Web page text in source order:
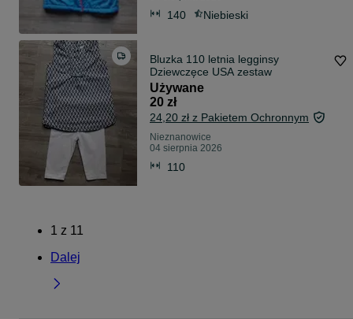
140 Niebieski
Bluzka 110 letnia legginsy
Dziewczęce USA zestaw
Używane
20 zł
24,20 zł z Pakietem Ochronnym
Nieznanowice
04 sierpnia 2026
110
1 z 11
Dalej